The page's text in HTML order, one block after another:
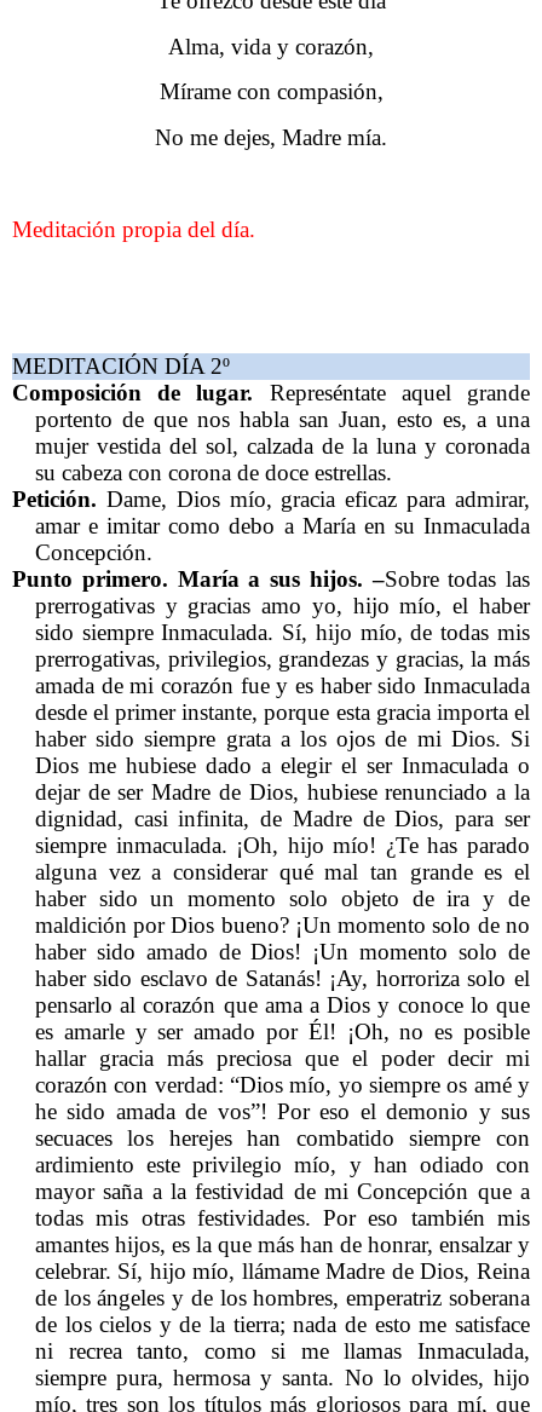
Alma, vida y corazón,
Mírame con compasión,
No me dejes, Madre mía.
Meditación propia del día.
MEDITACIÓN DÍA 2º
Composición de lugar. Represéntate aquel grande
portento de que nos habla san Juan, esto es, a una
mujer vestida del sol, calzada de la luna y coronada
su cabeza con corona de doce estrellas.
Petición. Dame, Dios mío, gracia eficaz para admirar,
amar e imitar como debo a María en su Inmaculada
Concepción.
Punto primero. María a sus hijos. –Sobre todas las
prerrogativas y gracias amo yo, hijo mío, el haber
sido siempre Inmaculada. Sí, hijo mío, de todas mis
prerrogativas, privilegios, grandezas y gracias, la más
amada de mi corazón fue y es haber sido Inmaculada
desde el primer instante, porque esta gracia importa el
haber sido siempre grata a los ojos de mi Dios. Si
Dios me hubiese dado a elegir el ser Inmaculada o
dejar de ser Madre de Dios, hubiese renunciado a la
dignidad, casi infinita, de Madre de Dios, para ser
siempre inmaculada. ¡Oh, hijo mío! ¿Te has parado
alguna vez a considerar qué mal tan grande es el
haber sido un momento solo objeto de ira y de
maldición por Dios bueno? ¡Un momento solo de no
haber sido amado de Dios! ¡Un momento solo de
haber sido esclavo de Satanás! ¡Ay, horroriza solo el
pensarlo al corazón que ama a Dios y conoce lo que
es amarle y ser amado por Él! ¡Oh, no es posible
hallar gracia más preciosa que el poder decir mi
corazón con verdad: “Dios mío, yo siempre os amé y
he sido amada de vos”! Por eso el demonio y sus
secuaces los herejes han combatido siempre con
ardimiento este privilegio mío, y han odiado con
mayor saña a la festividad de mi Concepción que a
todas mis otras festividades. Por eso también mis
amantes hijos, es la que más han de honrar, ensalzar y
celebrar. Sí, hijo mío, llámame Madre de Dios, Reina
de los ángeles y de los hombres, emperatriz soberana
de los cielos y de la tierra; nada de esto me satisface
ni recrea tanto, como si me llamas Inmaculada,
siempre pura, hermosa y santa. No lo olvides, hijo
mío, tres son los títulos más gloriosos para mí, que